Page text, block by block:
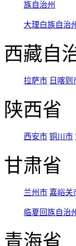
族自治州
大理白族自治
西藏自
拉萨市 日喀则
陕西省
西安市 铜川市
甘肃省
兰州市 嘉峪关
临夏回族自治
青海省